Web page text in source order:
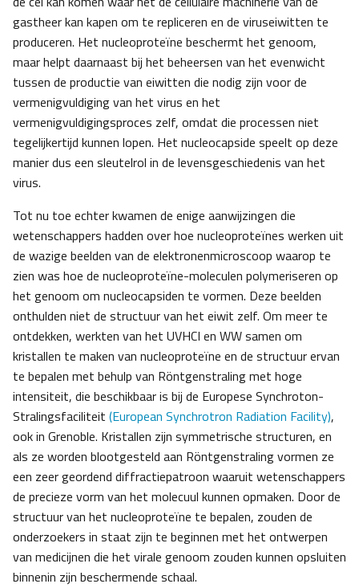
gastheer kan kapen om te repliceren en de viruseiwitten te
produceren. Het nucleoproteïne beschermt het genoom,
maar helpt daarnaast bij het beheersen van het evenwicht
tussen de productie van eiwitten die nodig zijn voor de
vermenigvuldiging van het virus en het
vermenigvuldigingsproces zelf, omdat die processen niet
tegelijkertijd kunnen lopen. Het nucleocapside speelt op deze
manier dus een sleutelrol in de levensgeschiedenis van het
virus.
Tot nu toe echter kwamen de enige aanwijzingen die
wetenschappers hadden over hoe nucleoproteïnes werken uit
de wazige beelden van de elektronenmicroscoop waarop te
zien was hoe de nucleoproteïne-moleculen polymeriseren op
het genoom om nucleocapsiden te vormen. Deze beelden
onthulden niet de structuur van het eiwit zelf. Om meer te
ontdekken, werkten van het UVHCI en WW samen om
kristallen te maken van nucleoproteïne en de structuur ervan
te bepalen met behulp van Röntgenstraling met hoge
intensiteit, die beschikbaar is bij de Europese Synchroton-
Stralingsfaciliteit (European Synchrotron Radiation Facility),
ook in Grenoble. Kristallen zijn symmetrische structuren, en
als ze worden blootgesteld aan Röntgenstraling vormen ze
een zeer geordend diffractiepatroon waaruit wetenschappers
de precieze vorm van het molecuul kunnen opmaken. Door de
structuur van het nucleoproteïne te bepalen, zouden de
onderzoekers in staat zijn te beginnen met het ontwerpen
van medicijnen die het virale genoom zouden kunnen opsluiten
binnenin zijn beschermende schaal.